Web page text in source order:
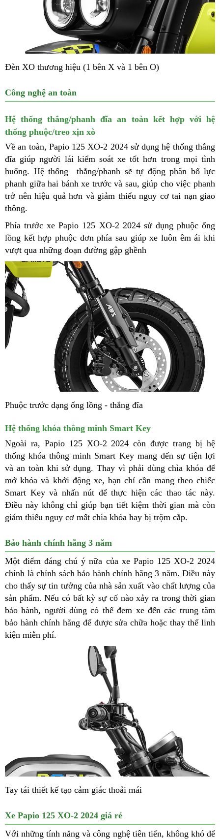
Đèn XO thương hiệu (1 bên X và 1 bên O)
Công nghệ an toàn
Hệ thống thắng/phanh đĩa an toàn kết hợp với hệ
thống phuộc/treo xịn xò
Về an toàn, Papio 125 XO-2 2024 sử dụng hệ thống thắng
đĩa giúp người lái kiểm soát xe tốt hơn trong mọi tình
huống. Hệ thống thắng/phanh sẽ tự động phân bổ lực
phanh giữa hai bánh xe trước và sau, giúp cho việc phanh
trở nên hiệu quả hơn và giảm thiểu nguy cơ tai nạn giao
thông.
Phía trước xe Papio 125 XO-2 2024 sử dụng phuộc ống
lồng kết hợp phuộc đơn phía sau giúp xe luôn êm ái khi
vượt qua những đoạn đường gập ghềnh
Phuộc trước dạng ống lồng - thắng đĩa
Hệ thống khóa thông minh Smart Key
Ngoài ra, Papio 125 XO-2 2024 còn được trang bị hệ
thống khóa thông minh Smart Key mang đến sự tiện lợi
và an toàn khi sử dụng. Thay vì phải dùng chìa khóa để
mở khóa và khởi động xe, bạn chỉ cần mang theo chiếc
Smart Key và nhấn nút để thực hiện các thao tác này.
Điều này không chỉ giúp bạn tiết kiệm thời gian mà còn
giảm thiểu nguy cơ mất chìa khóa hay bị trộm cắp.
Bảo hành chính hãng 3 năm
Một điểm đáng chú ý nữa của xe Papio 125 XO-2 2024
chính là chính sách bảo hành chính hãng 3 năm. Điều này
cho thấy sự tin tưởng của nhà sản xuất vào chất lượng của
sản phẩm. Nếu có bất kỳ sự cố nào xảy ra trong thời gian
bảo hành, người dùng có thể đem xe đến các trung tâm
bảo hành chính hãng để được sửa chữa hoặc thay thế linh
kiện miễn phí.
Tay tái thiết kế tạo cảm giác thoải mái
Xe Papio 125 XO-2 2024 giá rẻ
Với những tính năng và công nghệ tiên tiến, không khó để